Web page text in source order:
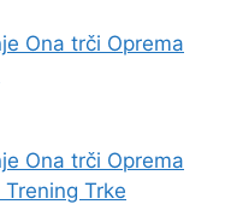
Ona trči Oprema
Ona trči Oprema
Trening Trke